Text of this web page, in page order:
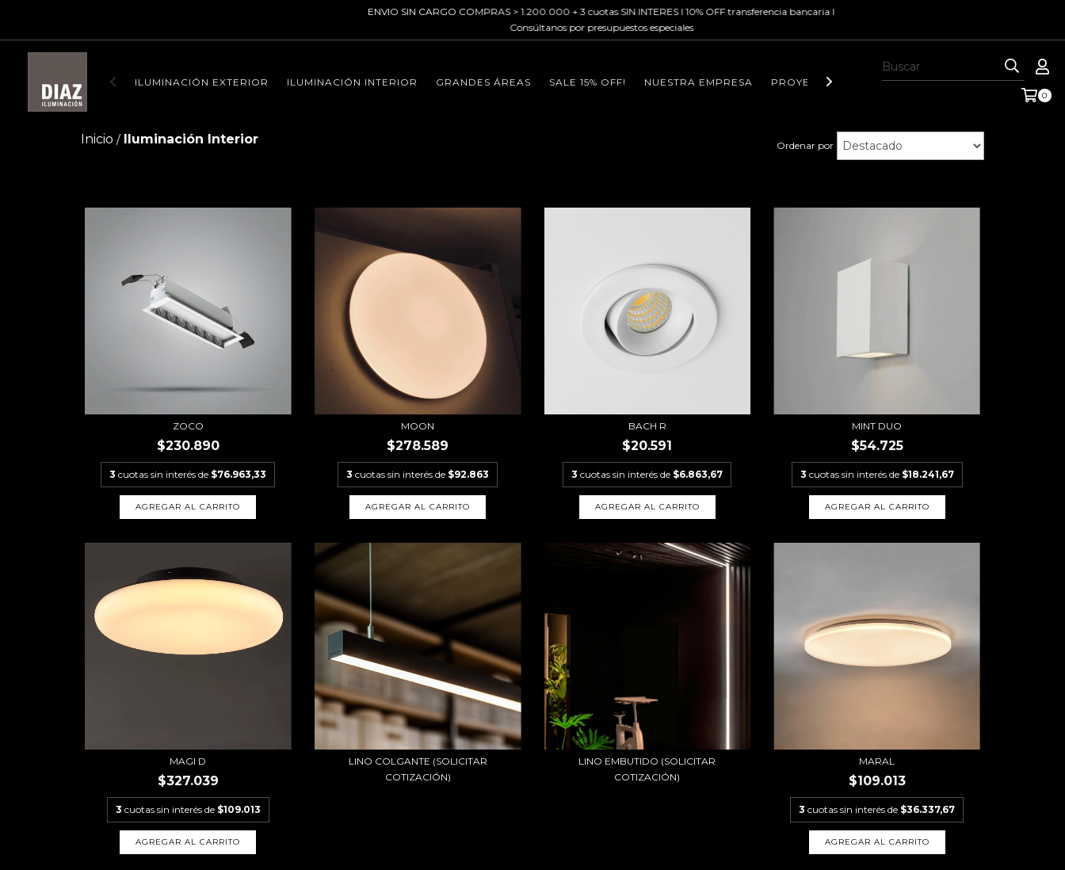
ENVIO SIN CARGO COMPRAS > 1.200.000 + 3 cuotas SIN INTERES I 10% OFF transferencia bancaria I
Consúltanos por presupuestos especiales
ILUMINACIÓN EXTERIOR ILUMINACIÓN INTERIOR GRANDES ÁREAS SALE 15% OFF! NUESTRA EMPRESA PROYECTOS Y NOTAS DE INTERÉS CONTACTO
0
Inicio / Iluminación Interior Ordenar por
ZOCO
$230.890
3 cuotas sin interés de $76.963,33
AGREGAR AL CARRITO
MOON
$278.589
3 cuotas sin interés de $92.863
AGREGAR AL CARRITO
BACH R
$20.591
3 cuotas sin interés de $6.863,67
MINT DUO
$54.725
3 cuotas sin interés de $18.241,67
MAGI D
$327.039
3 cuotas sin interés de $109.013
LINO COLGANTE (SOLICITAR
COTIZACIÓN)
LINO EMBUTIDO (SOLICITAR
COTIZACIÓN)
MARAL
$109.013
3 cuotas sin interés de $36.337,67